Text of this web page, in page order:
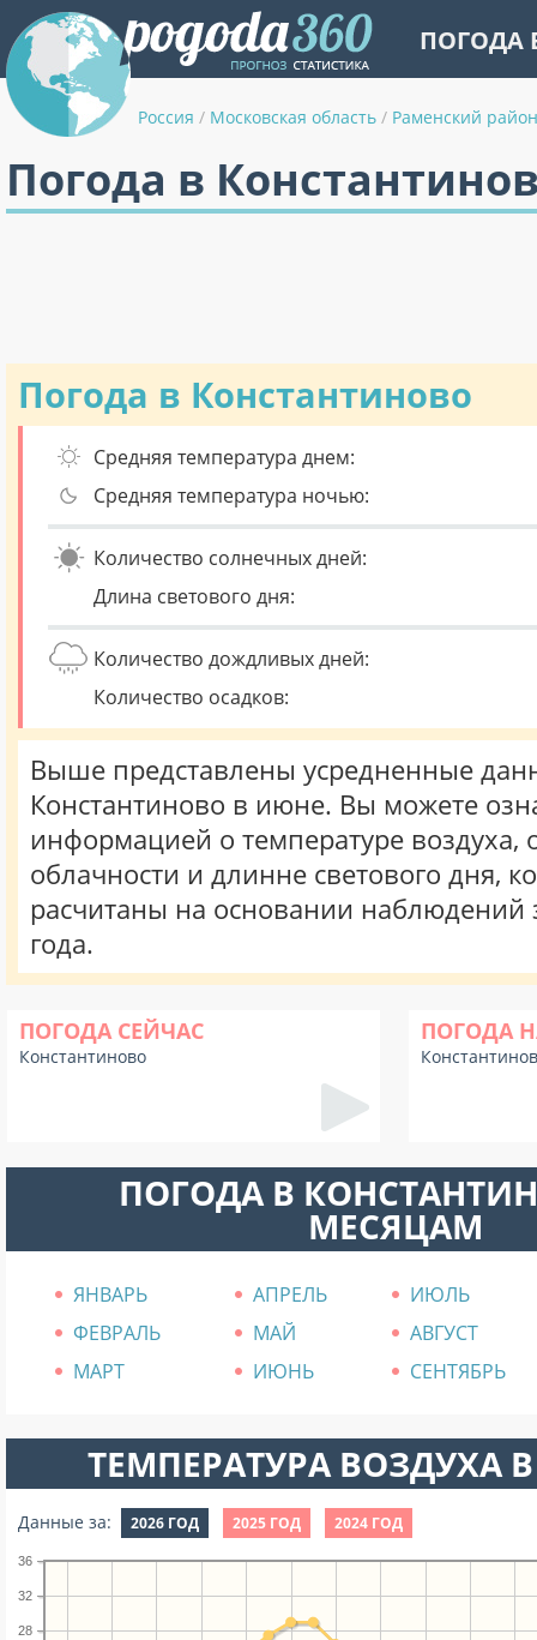
ПОГОДА
Россия / Московская область / Раменский район
Погода в
Погода в Константиново
Средняя температура днем:
Средняя температура ночью:
Количество солнечных дней:
Длина светового дня:
Количество дождливых дней:
Количество осадков:
Выше представлены усредненные
Константиново в июне. Вы можете
информацией о температуре воздуха,
облачности и длинне светового дня,
расчитаны на основании наблюдений
года.
ПОГОДА СЕЙЧАС
Константиново
ПОГОДА
ПОГОДА В
МЕСЯЦАМ
ЯНВАРЬ АПРЕЛЬ
ИЮЛЬ
ФЕВРАЛЬ
МАЙ
АВГУСТ
МАРТ
ИЮНЬ СЕНТЯБРЬ
ТЕМПЕРАТУРА ВОЗДУХА
Данные за: 2026 ГОД 2025 ГОД 2024 ГОД
28
32
36